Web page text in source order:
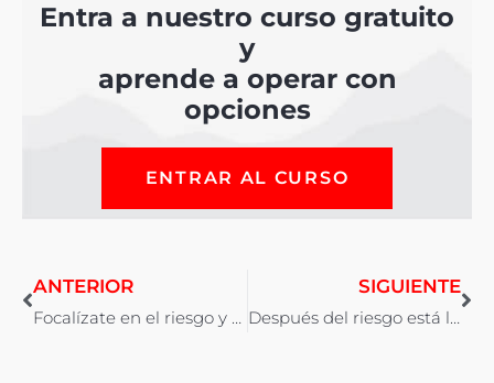
Entra a nuestro curso gratuito
y
aprende a operar con
opciones
ENTRAR AL CURSO
ANTERIOR
Focalízate en el riesgo y déjate de chorradas!!!
SIGUIENTE
Después del riesgo está la rentabilidad